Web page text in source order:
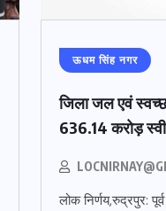
ऊधम सिंह नगर
जिला जल एवं
636.14 करोड़
लोक निर्णय,रुद्रपुर: